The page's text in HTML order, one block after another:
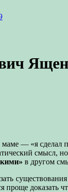
маме — «я сделал
смысл,
в другом
проще доказать